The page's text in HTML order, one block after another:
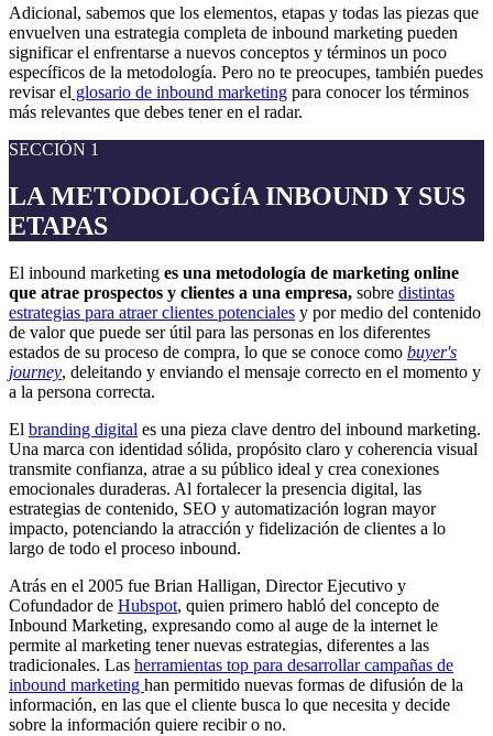
Adicional, sabemos que los elementos, etapas y todas las piezas que
envuelven una estrategia completa de inbound marketing pueden
significar el enfrentarse a nuevos conceptos y términos un poco
específicos de la metodología. Pero no te preocupes, también puedes
revisar el glosario de inbound marketing para conocer los términos
más relevantes que debes tener en el radar.
SECCIÓN 1
LA METODOLOGÍA INBOUND Y SUS
ETAPAS
El inbound marketing es una metodología de marketing online
que atrae prospectos y clientes a una empresa, sobre distintas
estrategias para atraer clientes potenciales y por medio del contenido
de valor que puede ser útil para las personas en los diferentes
estados de su proceso de compra, lo que se conoce como buyer's
journey, deleitando y enviando el mensaje correcto en el momento y
a la persona correcta.
El branding digital es una pieza clave dentro del inbound marketing.
Una marca con identidad sólida, propósito claro y coherencia visual
transmite confianza, atrae a su público ideal y crea conexiones
emocionales duraderas. Al fortalecer la presencia digital, las
estrategias de contenido, SEO y automatización logran mayor
impacto, potenciando la atracción y fidelización de clientes a lo
largo de todo el proceso inbound.
Atrás en el 2005 fue Brian Halligan, Director Ejecutivo y
Cofundador de Hubspot, quien primero habló del concepto de
Inbound Marketing, expresando como al auge de la internet le
permite al marketing tener nuevas estrategias, diferentes a las
tradicionales. Las herramientas top para desarrollar campañas de
inbound marketing han permitido nuevas formas de difusión de la
información, en las que el cliente busca lo que necesita y decide
sobre la información quiere recibir o no.